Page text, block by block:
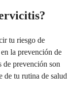
tu riesgo de
la prevención de
de prevención son
de tu rutina de salud